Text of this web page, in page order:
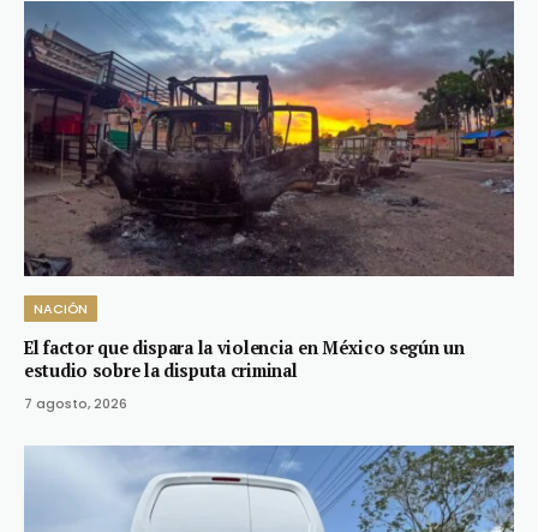
NACIÓN
El factor que dispara la violencia en México según un
estudio sobre la disputa criminal
7 agosto, 2026